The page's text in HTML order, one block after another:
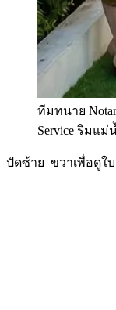
ทีมทนาย
Service ริมแ
ปัดซ้าย–ขวาเพื่อดูใ